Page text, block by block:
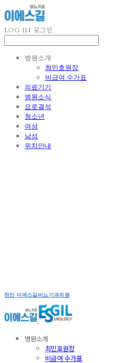
LOG IN 로그인
병원소개
최민호원장
비급여 수가표
의료기기
병원소식
요로결석
청소년
여성
남성
위치안내
천안 이에스길비뇨기과의원
병원소개
최민호원장
비급여 수가표